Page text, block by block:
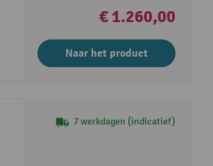
€ 1.260,00
Naar het product
7 werkdagen (indicatief)